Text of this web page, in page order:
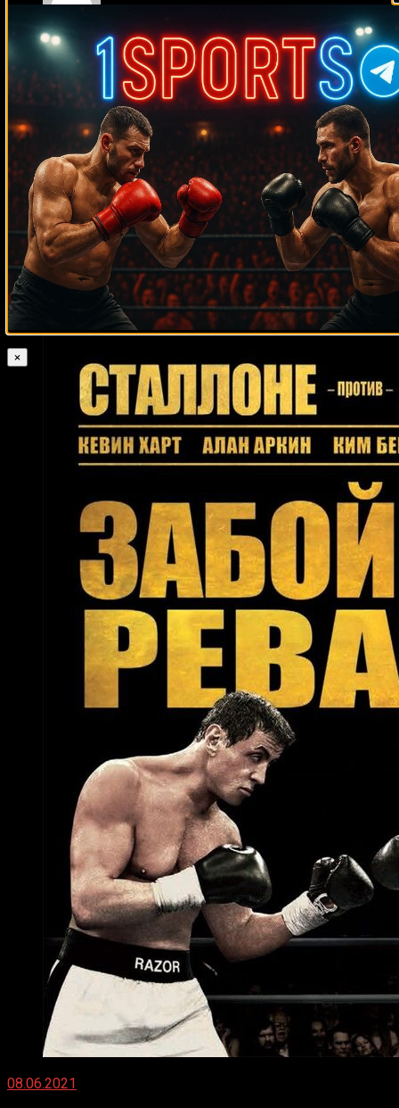
Medik on
Смотреть UFC 322 Делла Маддалена –
Махачев
Случайные боксеры
Перси Харрис Пол Денард Ивица Бакурин Джон Монтес Джоуи
Абель
Энтони Кролла Ховард Истман Эстебан Родригес Аллан
Вестер
Хьюн Мин Чой Даниил Перетятько
Хосе де Хесус Гарсия
Шелби Падвилл Александр Гвоздик
Грэг Эверетт
Конор Бенн Теймураз Кекелидзе Баррингтон Френсис
Эмилио
Зарате Жан-Пьер Купман Херби Хайд Рик Эдсон Анджело Нуньес
Тим Эллиотт
Лехлохоноло Ледваба Рой Эшуорт
Джои Максим
Рубин Уильямс Рон Лайл Ликар Рамос Конча Петр Ян Диллиан Уайт
Эпифани Пипи Джо Луис Хорхе Луис Гонсалес Тимо
Хоффманн Роберт Герреро Дэвид Лонг
Билли Джо Сондерс
Карлос Габриэль Салазар Ливингстон Брэмбл Винки Райт Феликс
Валера
Джейсон Эстрада
08.06.2021
×